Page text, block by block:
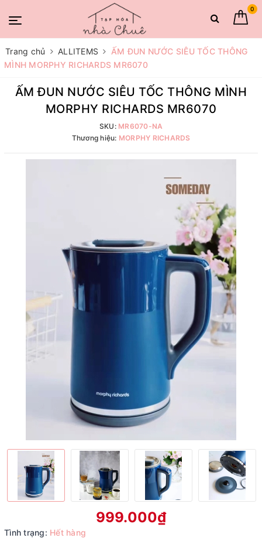
0
Trang chủ ALLITEMS
ẤM ĐUN NƯỚC SIÊU TỐC THÔNG
MÌNH MORPHY RICHARDS MR6070
ẤM ĐUN NƯỚC SIÊU TỐC THÔNG MÌNH
MORPHY RICHARDS MR6070
SKU: MR6070-NA
Thương hiệu: MORPHY RICHARDS
999.000₫
Tình trạng: Hết hàng